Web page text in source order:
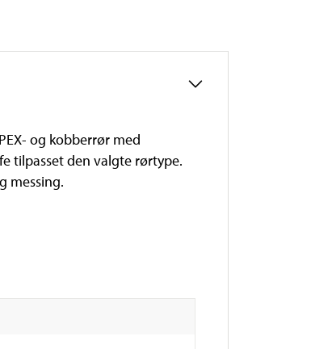
og kobberrør med
tilpasset den valgte rørtype.
messing.